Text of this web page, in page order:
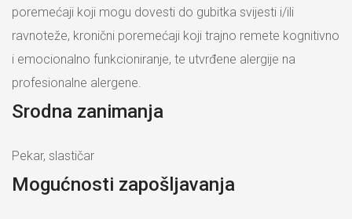
poremećaji koji mogu dovesti do gubitka svijesti i/ili
ravnoteže, kronični poremećaji koji trajno remete kognitivno
i emocionalno funkcioniranje, te utvrđene alergije na
profesionalne alergene.
Srodna zanimanja
Pekar, slastičar
Mogućnosti zapošljavanja